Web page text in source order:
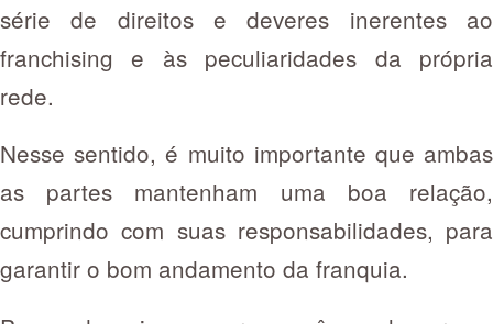
série de direitos e deveres inerentes ao
franchising e às peculiaridades da própria
rede.
Nesse sentido, é muito importante que ambas
as partes mantenham uma boa relação,
cumprindo com suas responsabilidades, para
garantir o bom andamento da franquia.